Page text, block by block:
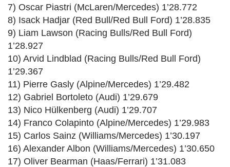
7) Oscar Piastri (McLaren/Mercedes) 1’28.772
8) Isack Hadjar (Red Bull/Red Bull Ford) 1’28.835
9) Liam Lawson (Racing Bulls/Red Bull Ford)
1’28.927
10) Arvid Lindblad (Racing Bulls/Red Bull Ford)
1’29.367
11) Pierre Gasly (Alpine/Mercedes) 1’29.482
12) Gabriel Bortoleto (Audi) 1’29.679
13) Nico Hülkenberg (Audi) 1’29.707
14) Franco Colapinto (Alpine/Mercedes) 1’29.983
15) Carlos Sainz (Williams/Mercedes) 1’30.197
16) Alexander Albon (Williams/Mercedes) 1’30.650
17) Oliver Bearman (Haas/Ferrari) 1’31.083